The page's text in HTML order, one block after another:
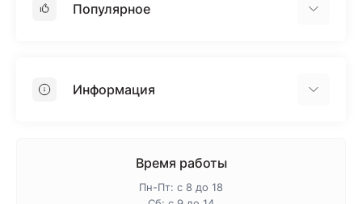
Популярное
ПенопластИнформация
Время работы
Пн-Пт: с 8 до 18